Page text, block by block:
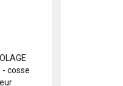
- cosse